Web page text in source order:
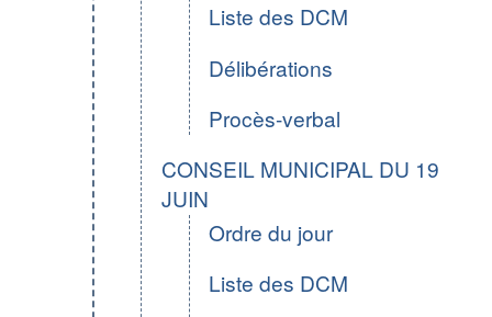
Liste des DCM
Délibérations
Procès-verbal
CONSEIL MUNICIPAL DU 19
JUIN
Ordre du jour
Liste des DCM